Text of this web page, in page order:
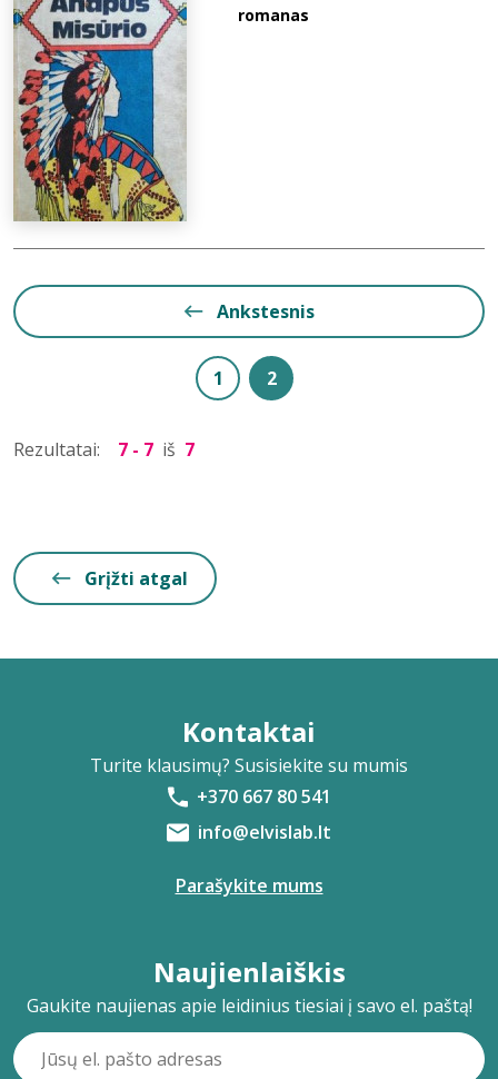
romanas
Ankstesnis
1 2
Rezultatai: 7 - 7 iš 7
Grįžti atgal
Kontaktai
Turite klausimų? Susisiekite su mumis
+370 667 80 541
info@elvislab.lt
Parašykite mums
Naujienlaiškis
Gaukite naujienas apie leidinius tiesiai į savo el. paštą!